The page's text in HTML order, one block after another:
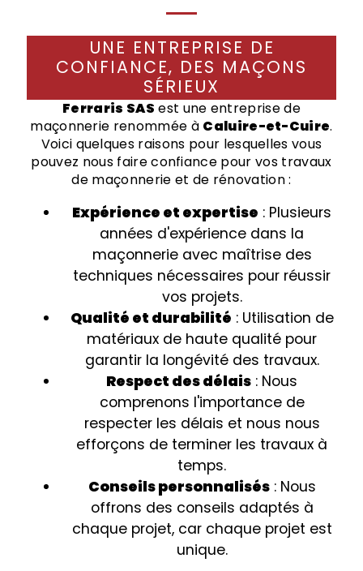
UNE ENTREPRISE DE
CONFIANCE, DES MAÇONS
SÉRIEUX
Ferraris SAS est une entreprise de
maçonnerie renommée à Caluire-et-Cuire.
Voici quelques raisons pour lesquelles vous
pouvez nous faire confiance pour vos travaux
de maçonnerie et de rénovation :
Expérience et expertise : Plusieurs
années d'expérience dans la
maçonnerie avec maîtrise des
techniques nécessaires pour réussir
vos projets.
Qualité et durabilité : Utilisation de
matériaux de haute qualité pour
garantir la longévité des travaux.
Respect des délais : Nous
comprenons l'importance de
respecter les délais et nous nous
efforçons de terminer les travaux à
temps.
Conseils personnalisés: Nous
offrons des conseils adaptés à
chaque projet, car chaque projet est
unique.